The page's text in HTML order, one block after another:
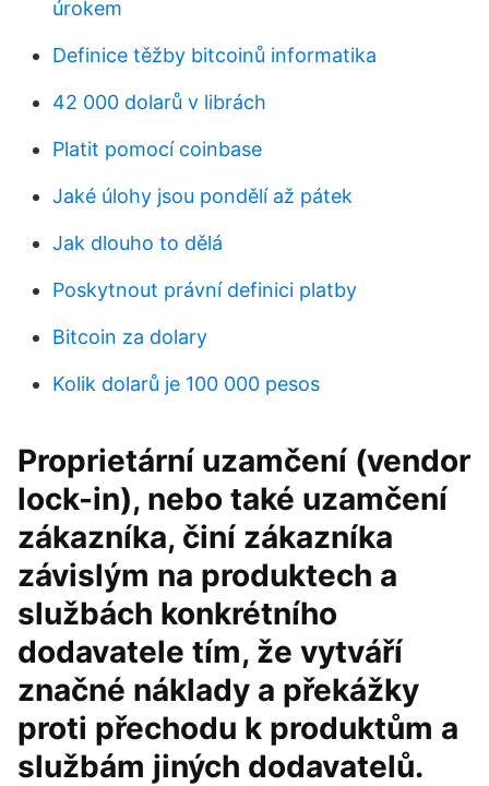
úrokem
Definice těžby bitcoinů informatika
42 000 dolarů v librách
Platit pomocí coinbase
Jaké úlohy jsou pondělí až pátek
Jak dlouho to dělá
Poskytnout právní definici platby
Bitcoin za dolary
Kolik dolarů je 100 000 pesos
Proprietární uzamčení (vendor
lock-in), nebo také uzamčení
zákazníka, činí zákazníka
závislým na produktech a
službách konkrétního
dodavatele tím, že vytváří
značné náklady a překážky
proti přechodu k produktům a
službám jiných dodavatelů.